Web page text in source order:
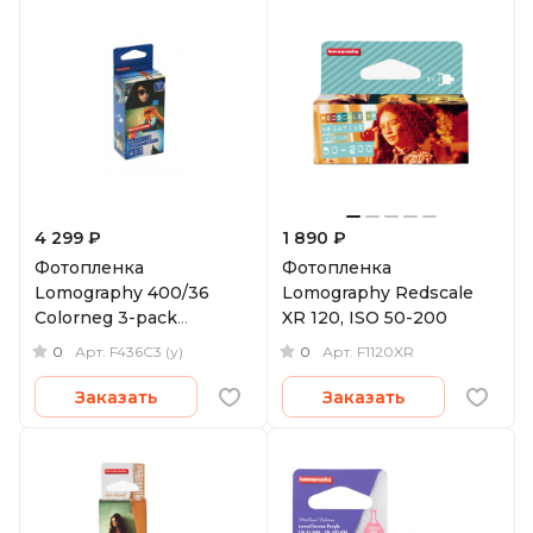
4 299 ₽
Фотопленка
Lomography 400/36
Colorneg 3-pack
(уцененный)
0 Арт. F436C3 (у)
Заказать
1 890 ₽
Фотопленка
Lomography Redscale
XR 120, ISO 50-200
0 Арт. F1120XR
Заказать